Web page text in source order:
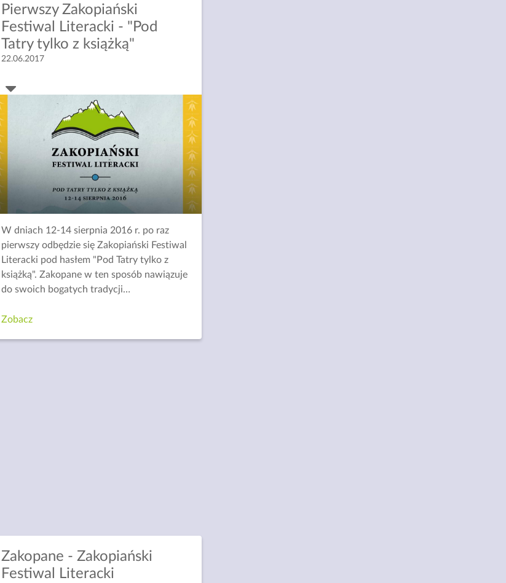
Pierwszy Zakopiański
Festiwal Literacki - "Pod
Tatry tylko z książką"
22.06.2017
W dniach 12-14 sierpnia 2016 r. po raz
pierwszy odbędzie się Zakopiański Festiwal
Literacki pod hasłem "Pod Tatry tylko z
książką". Zakopane w ten sposób nawiązuje
do swoich bogatych tradycji…
Zobacz
Zakopane - Zakopiański
Festiwal Literacki